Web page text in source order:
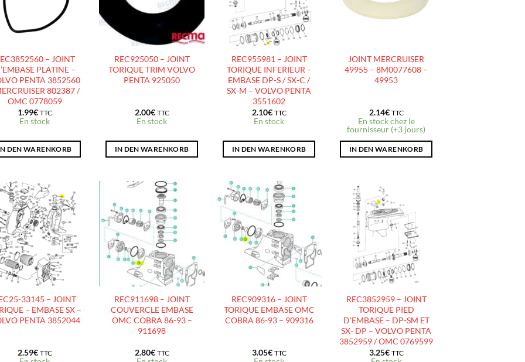
D’ENVIES
– JOINT
PLATINE –
PENTA 3852560
802387 /
OMC 0778059
1.99€ TTC
En stock
DEN WARENKORB
D’ENVIES
REC925050 – JOINT
TORIQUE TRIM VOLVO
PENTA 925050
2.00€ TTC
En stock
IN DEN WARENKORB
D’ENVIES
REC955981 – JOINT
TORIQUE INFERIEUR –
EMBASE DP-S / SX-C /
SX-M – VOLVO PENTA
3551602
2.10€ TTC
En stock
IN DEN WARENKORB
D’ENVIES
JOINT MERCRUISER
49955 – 8M0077608 –
49953
2.14€ TTC
En stock chez le
fournisseur (+3 jours)
IN DEN WARENKORB
AJOUTER
À LA
LISTE
D’ENVIES
33145 – JOINT
– EMBASE SX –
PENTA 3852044
2.59€ TTC
AJOUTER
À LA
LISTE
D’ENVIES
REC911698 – JOINT
COUVERCLE EMBASE
OMC COBRA 86-93 –
911698
2.80€ TTC
AJOUTER
À LA
LISTE
D’ENVIES
REC909316 – JOINT
TORIQUE EMBASE OMC
COBRA 86-93 – 909316
3.05€ TTC
AJOUTER
À LA
LISTE
D’ENVIES
REC3852959 – JOINT
TORIQUE PIED
D’EMBASE – DP-SM ET
SX- DP – VOLVO PENTA
3852959 / OMC 0769599
3.25€ TTC